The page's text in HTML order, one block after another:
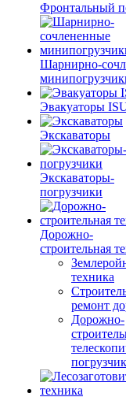
Фронтальный
Шарнирно-
Эвакуаторы
Экскаваторы
Экскаваторы-
погрузчики
Дорожно-
строительная
техника
ремонт
Дорожно-
погрузчик